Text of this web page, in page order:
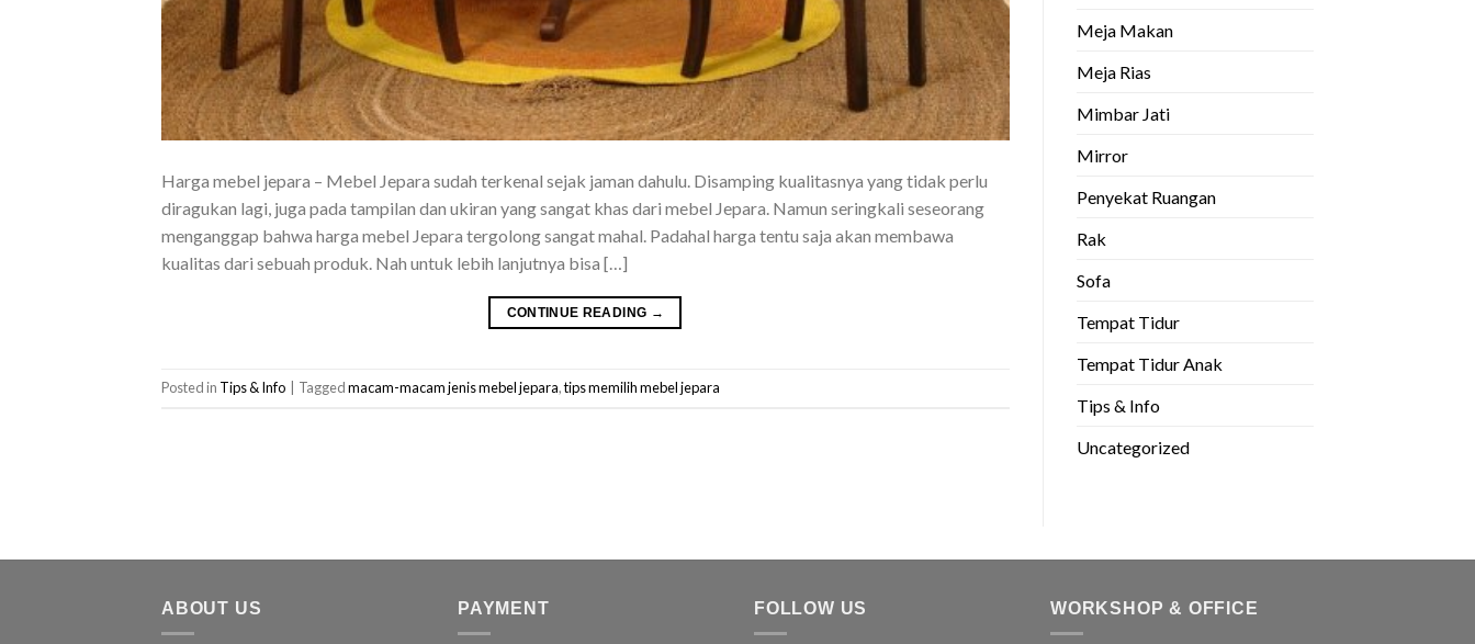
Harga mebel jepara – Mebel Jepara sudah terkenal sejak jaman dahulu. Disamping kualitasnya yang tidak perlu
diragukan lagi, juga pada tampilan dan ukiran yang sangat khas dari mebel Jepara. Namun seringkali seseorang
menganggap bahwa harga mebel Jepara tergolong sangat mahal. Padahal harga tentu saja akan membawa
kualitas dari sebuah produk. Nah untuk lebih lanjutnya bisa […]
CONTINUE READING →
Posted in Tips & Info Taggedmacam-macam jenis mebel jepara,tips memilih mebel jepara
Meja Makan
Meja Rias
Mimbar Jati
Mirror
Penyekat Ruangan
Rak
Sofa
Tempat Tidur
Tempat Tidur Anak
Tips & Info
Uncategorized
ABOUT US PAYMENT FOLLOW US WORKSHOP & OFFICE